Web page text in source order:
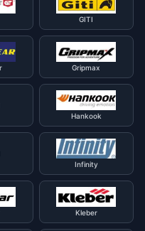
GITI
Gripmax
Hankook
Infinity
Kleber